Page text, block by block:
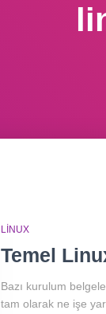
LINUX
Temel
Bazı kurulum
tam olarak ne işe